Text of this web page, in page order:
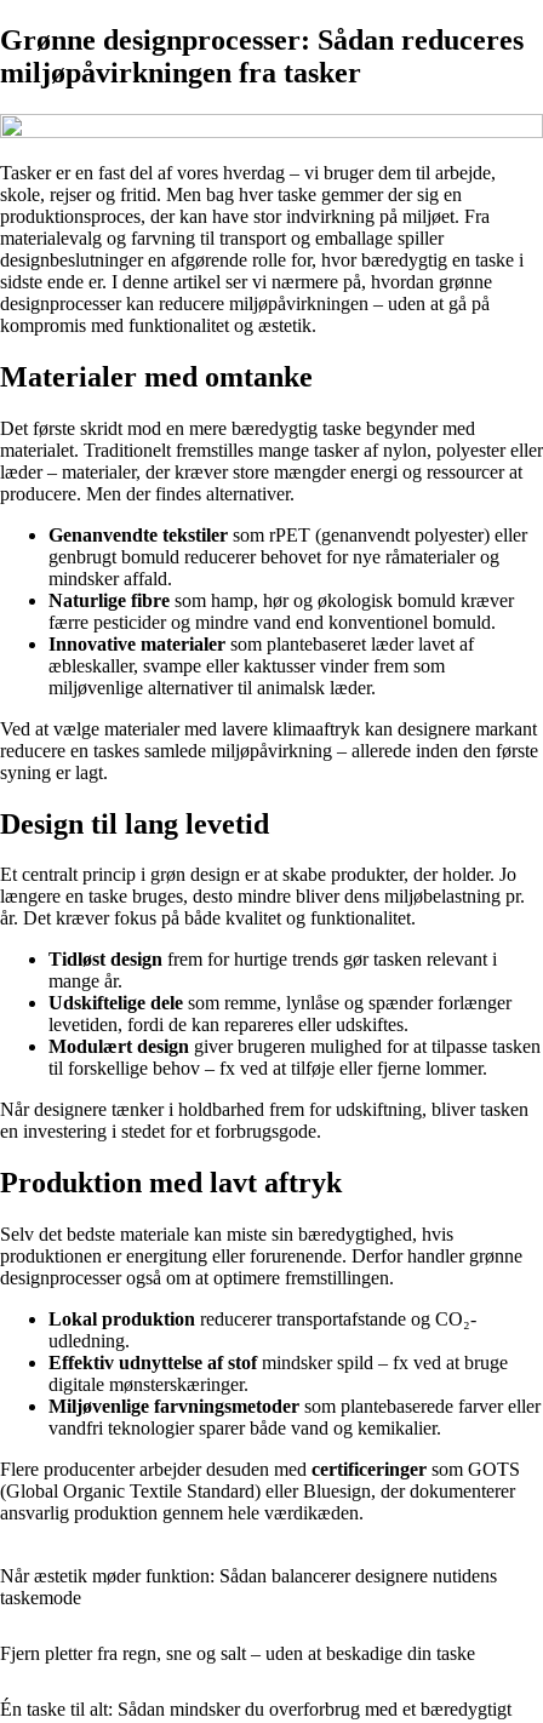
Grønne designprocesser: Sådan reduceres
miljøpåvirkningen fra tasker
Tasker er en fast del af vores hverdag – vi bruger dem til arbejde,
skole, rejser og fritid. Men bag hver taske gemmer der sig en
produktionsproces, der kan have stor indvirkning på miljøet. Fra
materialevalg og farvning til transport og emballage spiller
designbeslutninger en afgørende rolle for, hvor bæredygtig en taske i
sidste ende er. I denne artikel ser vi nærmere på, hvordan grønne
designprocesser kan reducere miljøpåvirkningen – uden at gå på
kompromis med funktionalitet og æstetik.
Materialer med omtanke
Det første skridt mod en mere bæredygtig taske begynder med
materialet. Traditionelt fremstilles mange tasker af nylon, polyester eller
læder – materialer, der kræver store mængder energi og ressourcer at
producere. Men der findes alternativer.
Genanvendte tekstiler som rPET (genanvendt polyester) eller
genbrugt bomuld reducerer behovet for nye råmaterialer og
mindsker affald.
Naturlige fibre som hamp, hør og økologisk bomuld kræver
færre pesticider og mindre vand end konventionel bomuld.
Innovative materialer som plantebaseret læder lavet af
æbleskaller, svampe eller kaktusser vinder frem som
miljøvenlige alternativer til animalsk læder.
Ved at vælge materialer med lavere klimaaftryk kan designere markant
reducere en taskes samlede miljøpåvirkning – allerede inden den første
syning er lagt.
Design til lang levetid
Et centralt princip i grøn design er at skabe produkter, der holder. Jo
længere en taske bruges, desto mindre bliver dens miljøbelastning pr.
år. Det kræver fokus på både kvalitet og funktionalitet.
Tidløst design frem for hurtige trends gør tasken relevant i
mange år.
Udskiftelige dele som remme, lynlåse og spænder forlænger
levetiden, fordi de kan repareres eller udskiftes.
Modulært design giver brugeren mulighed for at tilpasse tasken
til forskellige behov – fx ved at tilføje eller fjerne lommer.
Når designere tænker i holdbarhed frem for udskiftning, bliver tasken
en investering i stedet for et forbrugsgode.
Produktion med lavt aftryk
Selv det bedste materiale kan miste sin bæredygtighed, hvis
produktionen er energitung eller forurenende. Derfor handler grønne
designprocesser også om at optimere fremstillingen.
Lokal produktion reducerer transportafstande og CO₂-
udledning.
Effektiv udnyttelse af stofmindsker spild – fx ved at bruge
digitale mønsterskæringer.
Miljøvenlige farvningsmetoder som plantebaserede farver eller
vandfri teknologier sparer både vand og kemikalier.
Flere producenter arbejder desuden med certificeringer som GOTS
(Global Organic Textile Standard) eller Bluesign, der dokumenterer
ansvarlig produktion gennem hele værdikæden.
Når æstetik møder funktion: Sådan balancerer designere nutidens
taskemode
Fjern pletter fra regn, sne og salt – uden at beskadige din taske
Én taske til alt: Sådan mindsker du overforbrug med et bæredygtigt